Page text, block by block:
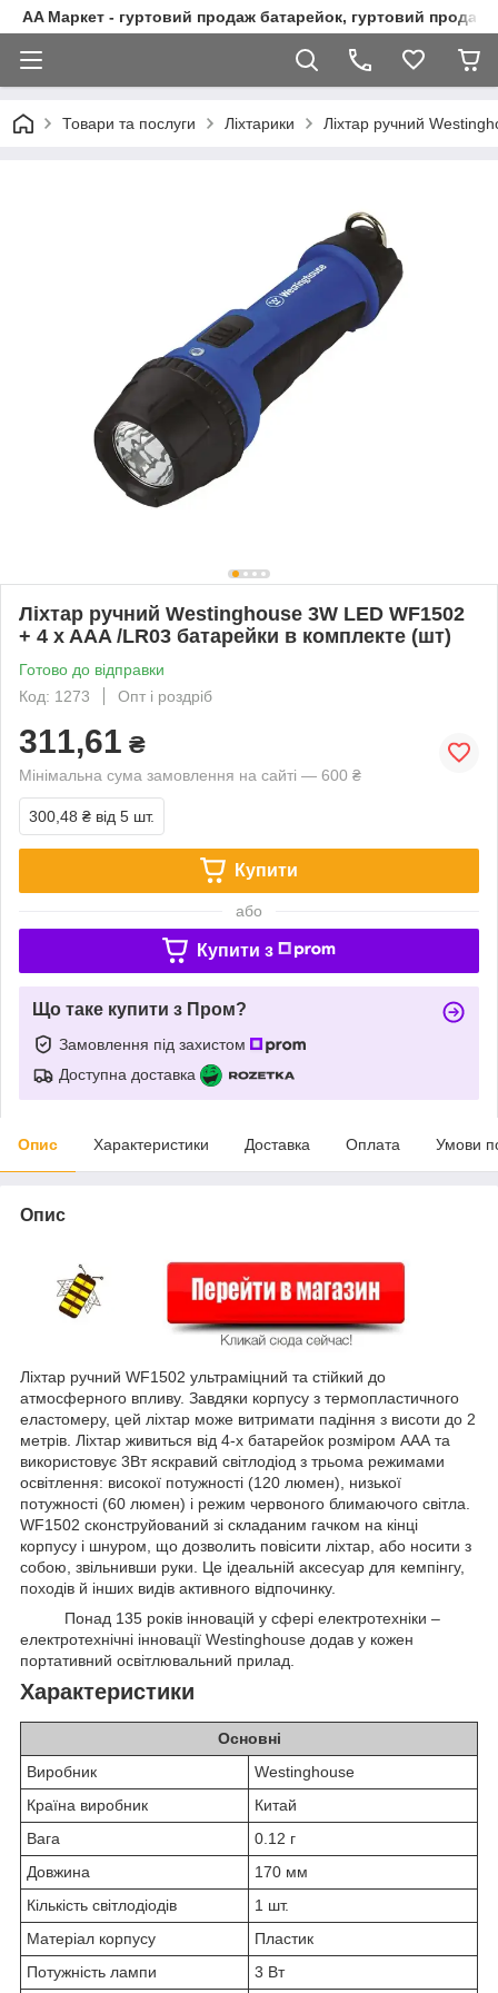
AA Маркет - гуртовий продаж батарейок, гуртовий продаж
Товари та послуги Ліхтарики Ліхтар ручний
Ліхтар ручний Westinghouse 3W LED WF1502
+ 4 x AAA /LR03 батарейки в комплекте (шт)
Готово до відправки
Код: 1273
Опт і роздріб
311,61 ₴
Мінімальна сума замовлення на сайті — 600 ₴
300,48 ₴ від 5 шт.
Купити
або
Купити з
Що таке купити з Пром?
Замовлення під захистом
Доступна доставка
Опис Характеристики Доставка Оплата Умови
Опис
Ліхтар ручний WF1502 ультраміцний та стійкий до
атмосферного впливу. Завдяки корпусу з термопластичного
еластомеру, цей ліхтар може витримати падіння з висоти до 2
метрів. Ліхтар живиться від 4-х батарейок розміром АAА та
використовує 3Вт яскравий світлодіод з трьома режимами
освітлення: високої потужності (120 люмен), низької
потужності (60 люмен) і режим червоного блимаючого світла.
WF1502 сконструйований зі складаним гачком на кінці
корпусу і шнуром, що дозволить повісити ліхтар, або носити з
собою, звільнивши руки. Це ідеальній аксесуар для кемпінгу,
походів й інших видів активного відпочинку.
Понад 135 років інновацій у сфері електротехніки –
електротехнічні інновації Westinghouse додав у кожен
портативний освітлювальний прилад.
Характеристики
Основні
Виробник
Westinghouse
Країна виробник
Китай
Вага
0.12 г
Довжина
170 мм
Кількість світлодіодів
1 шт.
Матеріал корпусу
Пластик
Потужність лампи
3 Вт